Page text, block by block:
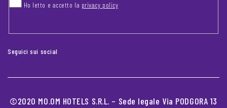
Ho letto e accetto la privacy policy
Seguici sui social
©2020 MO.OM HOTELS S.R.L. – Sede legale Via PODGORA 13